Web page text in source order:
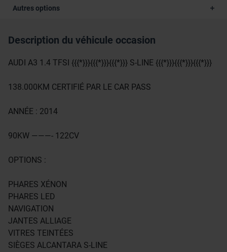
Autres options
Description du véhicule occasion
AUDI A3 1.4 TFSI {{{*}}}{{{*}}}{{{*}}} S-LINE {{{*}}}{{{*}}}{{{*}}}
138.000KM CERTIFIÉ PAR LE CAR PASS
ANNÉE : 2014
90KW ———- 122CV
OPTIONS :
PHARES XÉNON
PHARES LED
NAVIGATION
JANTES ALLIAGE
VITRES TEINTÉES
SIÈGES ALCANTARA S-LINE